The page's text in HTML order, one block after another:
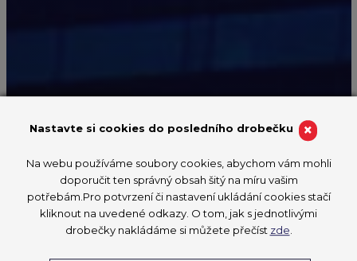
EVROPSKÉ MISTROVSTVÍ MLADÝCH
PROFESIONÁLŮ
EuroSkills
×
Nastavte si cookies do posledního drobečku
Na webu používáme soubory cookies, abychom vám mohli
doporučit ten správný obsah šitý na míru vašim
potřebám.Pro potvrzení či nastavení ukládání cookies stačí
kliknout na uvedené odkazy. O tom, jak s jednotlivými
drobečky nakládáme si můžete přečíst zde